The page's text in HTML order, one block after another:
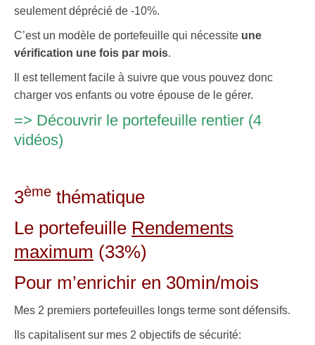
seulement déprécié de -10%.
C’est un modèle de portefeuille qui nécessite une
vérification une fois par mois.
Il est tellement facile à suivre que vous pouvez donc
charger vos enfants ou votre épouse de le gérer.
=> Découvrir le portefeuille rentier (4
vidéos)
3ème thématique
Le portefeuille Rendements
maximum (33%)
Pour m’enrichir en 30min/mois
Mes 2 premiers portefeuilles longs terme sont défensifs.
Ils capitalisent sur mes 2 objectifs de sécurité: